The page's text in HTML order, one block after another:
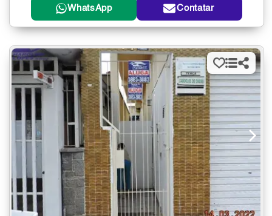
WhatsApp Contatar